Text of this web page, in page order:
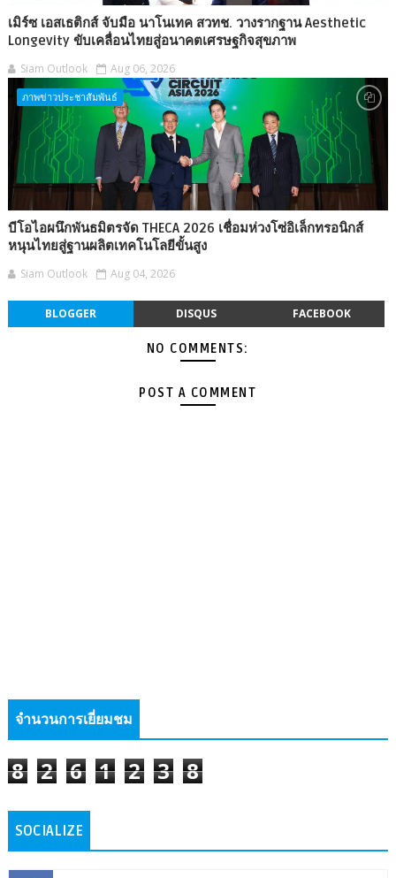
เมิร์ซ เอสเธติกส์ จับมือ นาโนเทค สวทช. วางรากฐาน Aesthetic
Longevity ขับเคลื่อนไทยสู่อนาคตเศรษฐกิจสุขภาพ
Siam Outlook Aug 06, 2026
ภาพข่าวประชาสัมพันธ์
บีโอไอผนึกพันธมิตรจัด THECA 2026 เชื่อมห่วงโซ่อิเล็กทรอนิกส์
หนุนไทยสู่ฐานผลิตเทคโนโลยีขั้นสูง
Siam Outlook Aug 04, 2026
BLOGGER DISQUS FACEBOOK
NO COMMENTS:
POST A COMMENT
จำนวนการเยี่ยมชม
8 2 6 1 2 3 8
SOCIALIZE